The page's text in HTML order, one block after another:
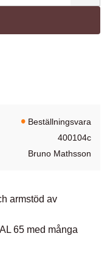
Beställningsvara
400104c
Bruno Mathsson
armstöd av
65 med många